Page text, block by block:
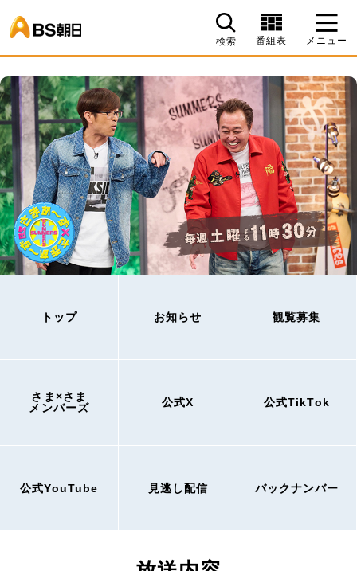
検索 番組表 メニュー
トップ お知らせ 観覧募集
さま×さま
メンバーズ
公式X 公式TikTok
公式YouTube 見逃し配信 バックナンバー